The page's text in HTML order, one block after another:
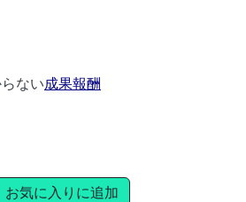
らない成果報酬
お気に入りに追加